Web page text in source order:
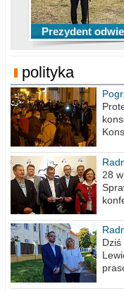
Prezydent
TOP 10
w EBL w
TOP 5 rzutów
w sezonie 2019/
polityka
28
Dziś